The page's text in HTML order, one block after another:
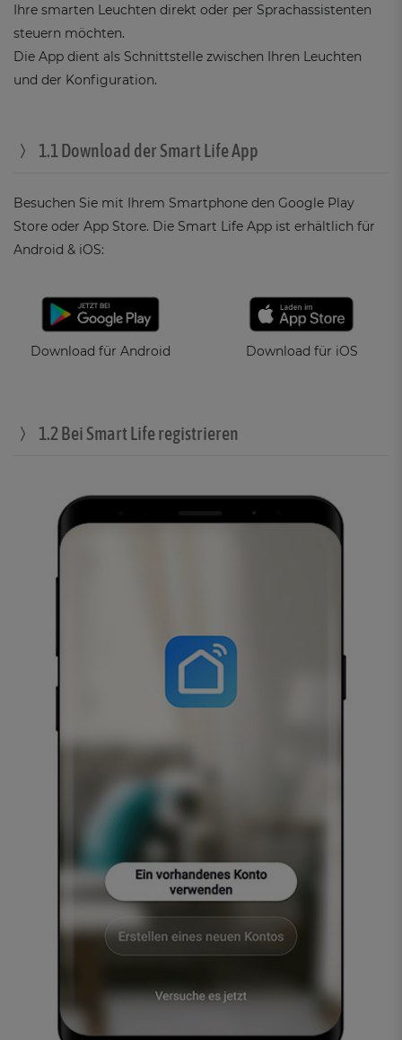
Ihre smarten Leuchten direkt oder per Sprachassistenten
steuern möchten.
Die App dient als Schnittstelle zwischen Ihren Leuchten
und der Konfiguration.
1.1 Download der Smart Life App
Besuchen Sie mit Ihrem Smartphone den Google Play
Store oder App Store. Die Smart Life App ist erhältlich für
Android & iOS:
Download für Android Download für iOS
1.2 Bei Smart Life registrieren